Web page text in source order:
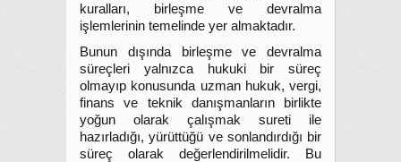
kuralları, birleşme ve devralma
işlemlerinin temelinde yer almaktadır.
Bunun dışında birleşme ve devralma
süreçleri yalnızca hukuki bir süreç
olmayıp konusunda uzman hukuk, vergi,
finans ve teknik danışmanların birlikte
yoğun olarak çalışmak sureti ile
hazırladığı, yürüttüğü ve sonlandırdığı bir
süreç olarak değerlendirilmelidir. Bu